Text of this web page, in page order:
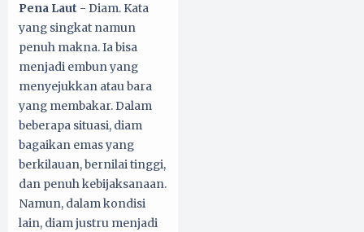
Pena Laut - Diam. Kata
yang singkat namun
penuh makna. Ia bisa
menjadi embun yang
menyejukkan atau bara
yang membakar. Dalam
beberapa situasi, diam
bagaikan emas yang
berkilauan, bernilai tinggi,
dan penuh kebijaksanaan.
Namun, dalam kondisi
lain, diam justru menjadi